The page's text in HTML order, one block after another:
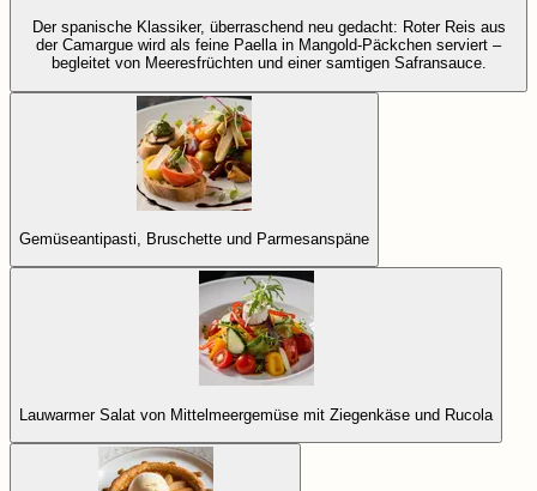
Der spanische Klassiker, überraschend neu gedacht: Roter Reis aus
der Camargue wird als feine Paella in Mangold-Päckchen serviert –
begleitet von Meeresfrüchten und einer samtigen Safransauce.
Gemüseantipasti, Bruschette und Parmesanspäne
Lauwarmer Salat von Mittelmeergemüse mit Ziegenkäse und Rucola